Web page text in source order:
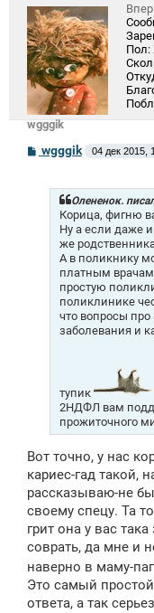
wgggik
Пол:
С
о
wgggik 04 дек 2015,
Олененок.
Корица, фигню
Ну а если даже
же
А в поликнику
платным
простую
поликлинике
что вопросы
заболевания и
тупик
2НДФЛ вам
прожиточного
Вот точно, у нас
кариес-гад такой,
рассказываю-не
своему спецу. Та
грит она у вас
соврать, да мне и
наверно в маму-
Это самый
ответа, а так